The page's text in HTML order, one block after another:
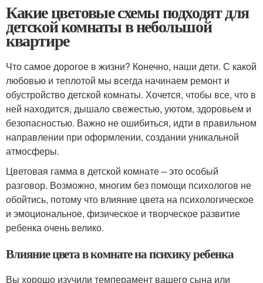
Какие цветовые схемы подходят для
детской комнаты в небольшой
квартире
Что самое дорогое в жизни? Конечно, наши дети. С какой
любовью и теплотой мы всегда начинаем ремонт и
обустройство детской комнаты. Хочется, чтобы все, что в
ней находится, дышало свежестью, уютом, здоровьем и
безопасностью. Важно не ошибиться, идти в правильном
направлении при оформлении, создании уникальной
атмосферы.
Цветовая гамма в детской комнате – это особый
разговор. Возможно, многим без помощи психологов не
обойтись, потому что влияние цвета на психологическое
и эмоциональное, физическое и творческое развитие
ребенка очень велико.
Влияние цвета в комнате на психику ребенка
Вы хорошо изучили темперамент вашего сына или